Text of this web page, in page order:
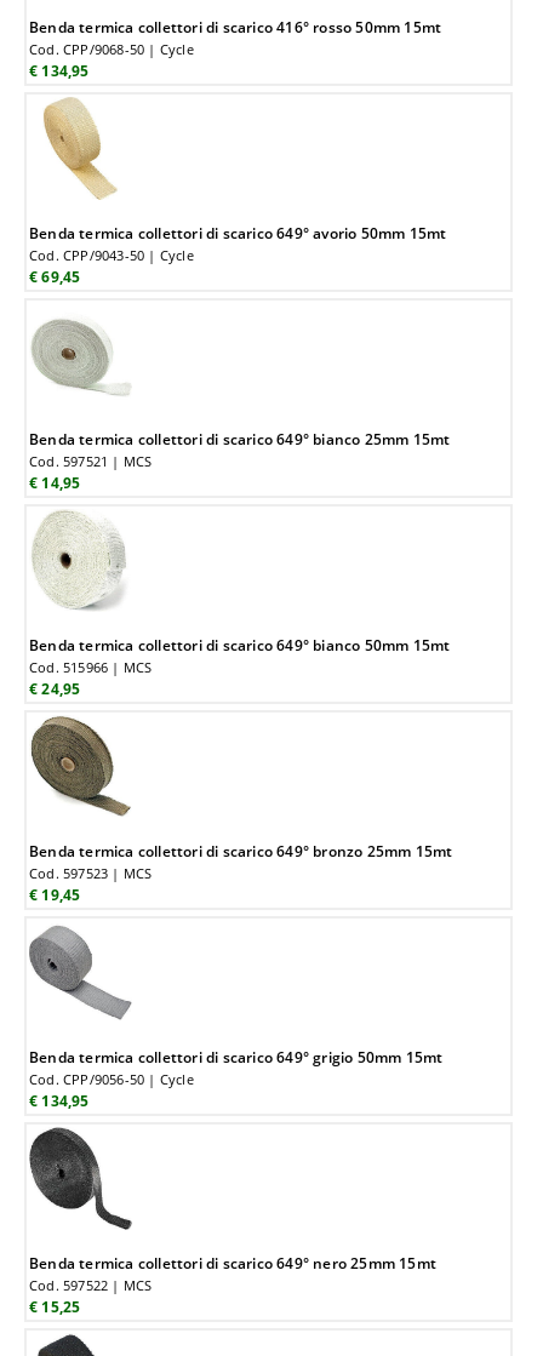
Benda termica collettori di scarico 416° rosso 50mm 15mt
Cod. CPP/9068-50 | Cycle
€ 134,95
Benda termica collettori di scarico 649° avorio 50mm 15mt
Cod. CPP/9043-50 | Cycle
€ 69,45
Benda termica collettori di scarico 649° bianco 25mm 15mt
Cod. 597521 | MCS
€ 14,95
Benda termica collettori di scarico 649° bianco 50mm 15mt
Cod. 515966 | MCS
€ 24,95
Benda termica collettori di scarico 649° bronzo 25mm 15mt
Cod. 597523 | MCS
€ 19,45
Benda termica collettori di scarico 649° grigio 50mm 15mt
Cod. CPP/9056-50 | Cycle
€ 134,95
Benda termica collettori di scarico 649° nero 25mm 15mt
Cod. 597522 | MCS
€ 15,25